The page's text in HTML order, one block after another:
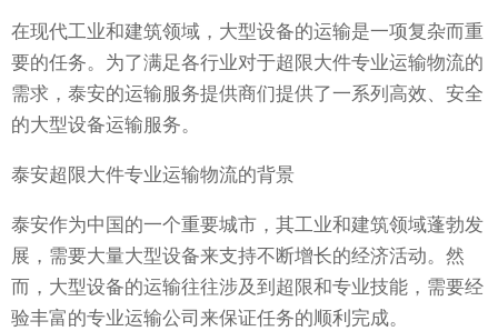
在现代工业和建筑领域，大型设备的运输是一项复杂而重
要的任务。为了满足各行业对于超限大件专业运输物流的
需求，泰安的运输服务提供商们提供了一系列高效、安全
的大型设备运输服务。
泰安超限大件专业运输物流的背景
泰安作为中国的一个重要城市，其工业和建筑领域蓬勃发
展，需要大量大型设备来支持不断增长的经济活动。然
而，大型设备的运输往往涉及到超限和专业技能，需要经
验丰富的专业运输公司来保证任务的顺利完成。